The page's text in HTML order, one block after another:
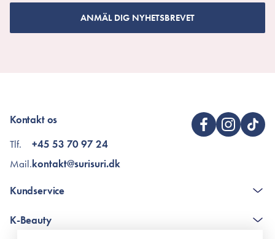
ANMÄL DIG NYHETSBREVET
Kontakt os
Tlf.
Mail.
+45 53 70 97 24
kontakt@surisuri.dk
Kundservice
Poängshop - frågor och svar
K-Beauty